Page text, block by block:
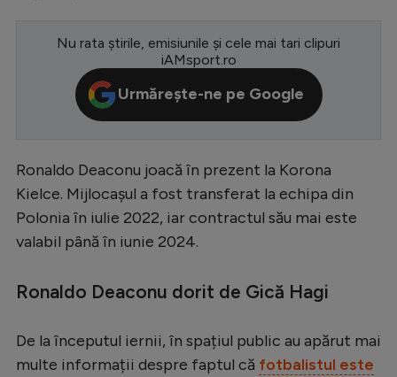
CM 2026
Premier League
Serie A
Bundesliga
Ligue 1
Starurile fotbalului
Stranieri
Nu rata știrile, emisiunile și cele mai tari clipuri
iAMsport.ro
Urmărește-ne pe Google
Ronaldo Deaconu joacă în prezent la Korona
Kielce. Mijlocașul a fost transferat la echipa din
Polonia în iulie 2022, iar contractul său mai este
valabil până în iunie 2024.
Ronaldo Deaconu dorit de Gică Hagi
De la începutul iernii, în spațiul public au apărut mai
multe informații despre faptul că fotbalistul este